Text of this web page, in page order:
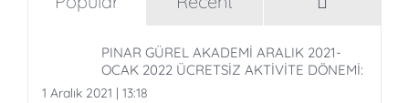
PINAR GÜREL AKADEMİ ARALIK 2021-
OCAK 2022 ÜCRETSİZ AKTİVİTE DÖNEMİ:
1 Aralık 2021 | 13:18